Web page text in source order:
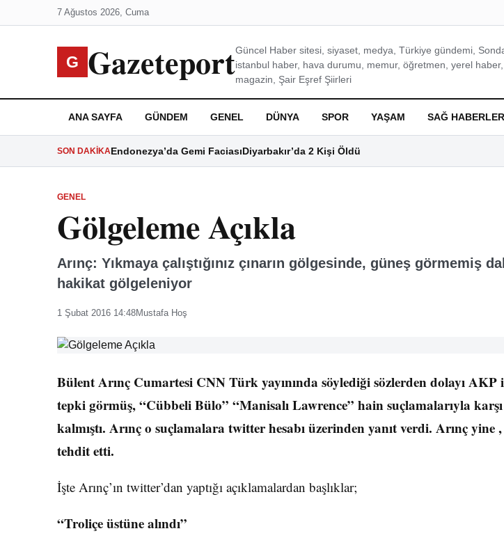
7 Ağustos 2026, Cuma
G GazeteportGüncel Haber sitesi, siyaset, medya, Türkiye gündemi,
istanbul haber, hava durumu, memur, öğretmen, yerel
magazin, Şair Eşref Şiirleri
ANA SAYFA GÜNDEM GENEL DÜNYA SPOR YAŞAM SAĞ HABERLER
SON DAKIKAEndonezya’da Gemi FaciasıDiyarbakır’da 2 Kişi Öldü
GENEL
Gölgeleme Açıkla
Arınç: Yıkmaya çalıştığınız çınarın gölgesinde, güneş görmemiş
hakikat gölgeleniyor
1 Şubat 2016 14:48Mustafa Hoş
Bülent Arınç Cumartesi CNN Türk yayınında söylediği sözlerden dolayı AKP
tepki görmüş, “Cübbeli Bülo” “Manisalı Lawrence” hain suçlamalarıyla karşı
kalmıştı. Arınç o suçlamalara twitter hesabı üzerinden yanıt verdi. Arınç yine
tehdit etti.
İşte Arınç’ın twitter’dan yaptığı açıklamalardan başlıklar;
“Troliçe üstüne alındı”